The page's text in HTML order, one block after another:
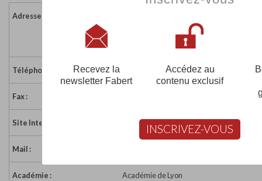
Adresse :
Téléphone : 04 78 06 64 33
Fax :
Site Internet : http://www.mfr01.fr/
Mail :
Académie :
Académie de Lyon
Recevez la
newsletter Fabert
Accédez au
contenu exclusif
INSCRIVEZ-VOUS